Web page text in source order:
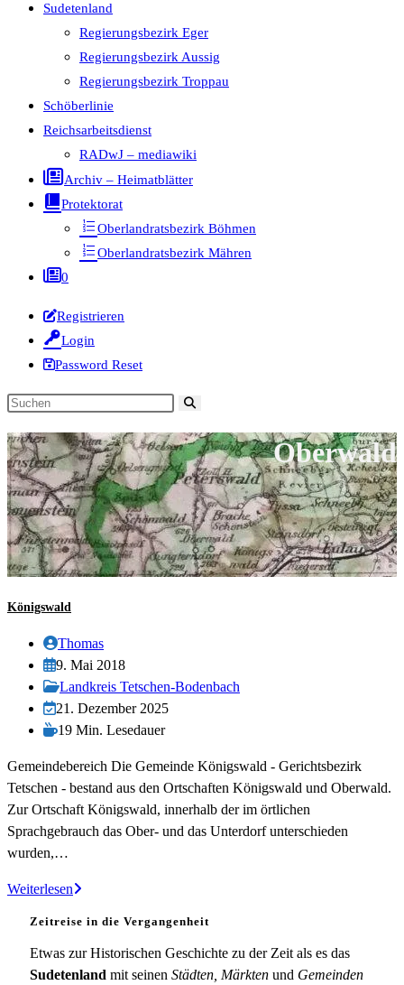
Sudetenland
Regierungsbezirk Eger
Regierungsbezirk Aussig
Regierungsbezirk Troppau
Schöberlinie
Reichsarbeitsdienst
RADwJ – mediawiki
Archiv – Heimatblätter
Protektorat
Oberlandratsbezirk Böhmen
Oberlandratsbezirk Mähren
0
Registrieren
Login
Password Reset
Diese
durchsuchen
Oberwald
Königswald
Beitrags-
Autor:
Thomas
Beitrag
veröffentlicht:
9. Mai 2018
Beitrags-
Kategorie:
Landkreis Tetschen-Bodenbach
Beitrag
zuletzt
am:
21. Dezember 2025
Lesedauer:
19 Min. Lesedauer
Gemeindebereich Die Gemeinde Königswald - Gerichtsbezirk
Tetschen - bestand aus den Ortschaften Königswald und Oberwald.
Zur Ortschaft Königswald, innerhalb der im örtlichen
Sprachgebrauch das Ober- und das Unterdorf unterschieden
wurden,…
WeiterlesenKönigswald
Zeitreise in die Vergangenheit
Etwas zur Historischen Geschichte zu der Zeit als es das
Sudetenland mit seinen Städten, Märkten und Gemeinden